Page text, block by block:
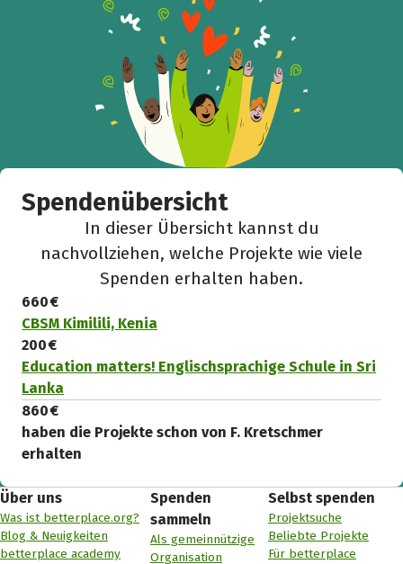
Spendenübersicht
In dieser Übersicht kannst du
nachvollziehen, welche Projekte wie viele
Spenden erhalten haben.
660 €
CBSM Kimilili, Kenia
200 €
Education matters! Englischsprachige Schule in Sri
Lanka
860 €
haben die Projekte schon von F. Kretschmer
erhalten
Über uns
Was ist betterplace.org?
Blog & Neuigkeiten
betterplace academy
Spenden
sammeln
Als gemeinnützige
Organisation
Selbst spenden
Projektsuche
Beliebte Projekte
Für betterplace